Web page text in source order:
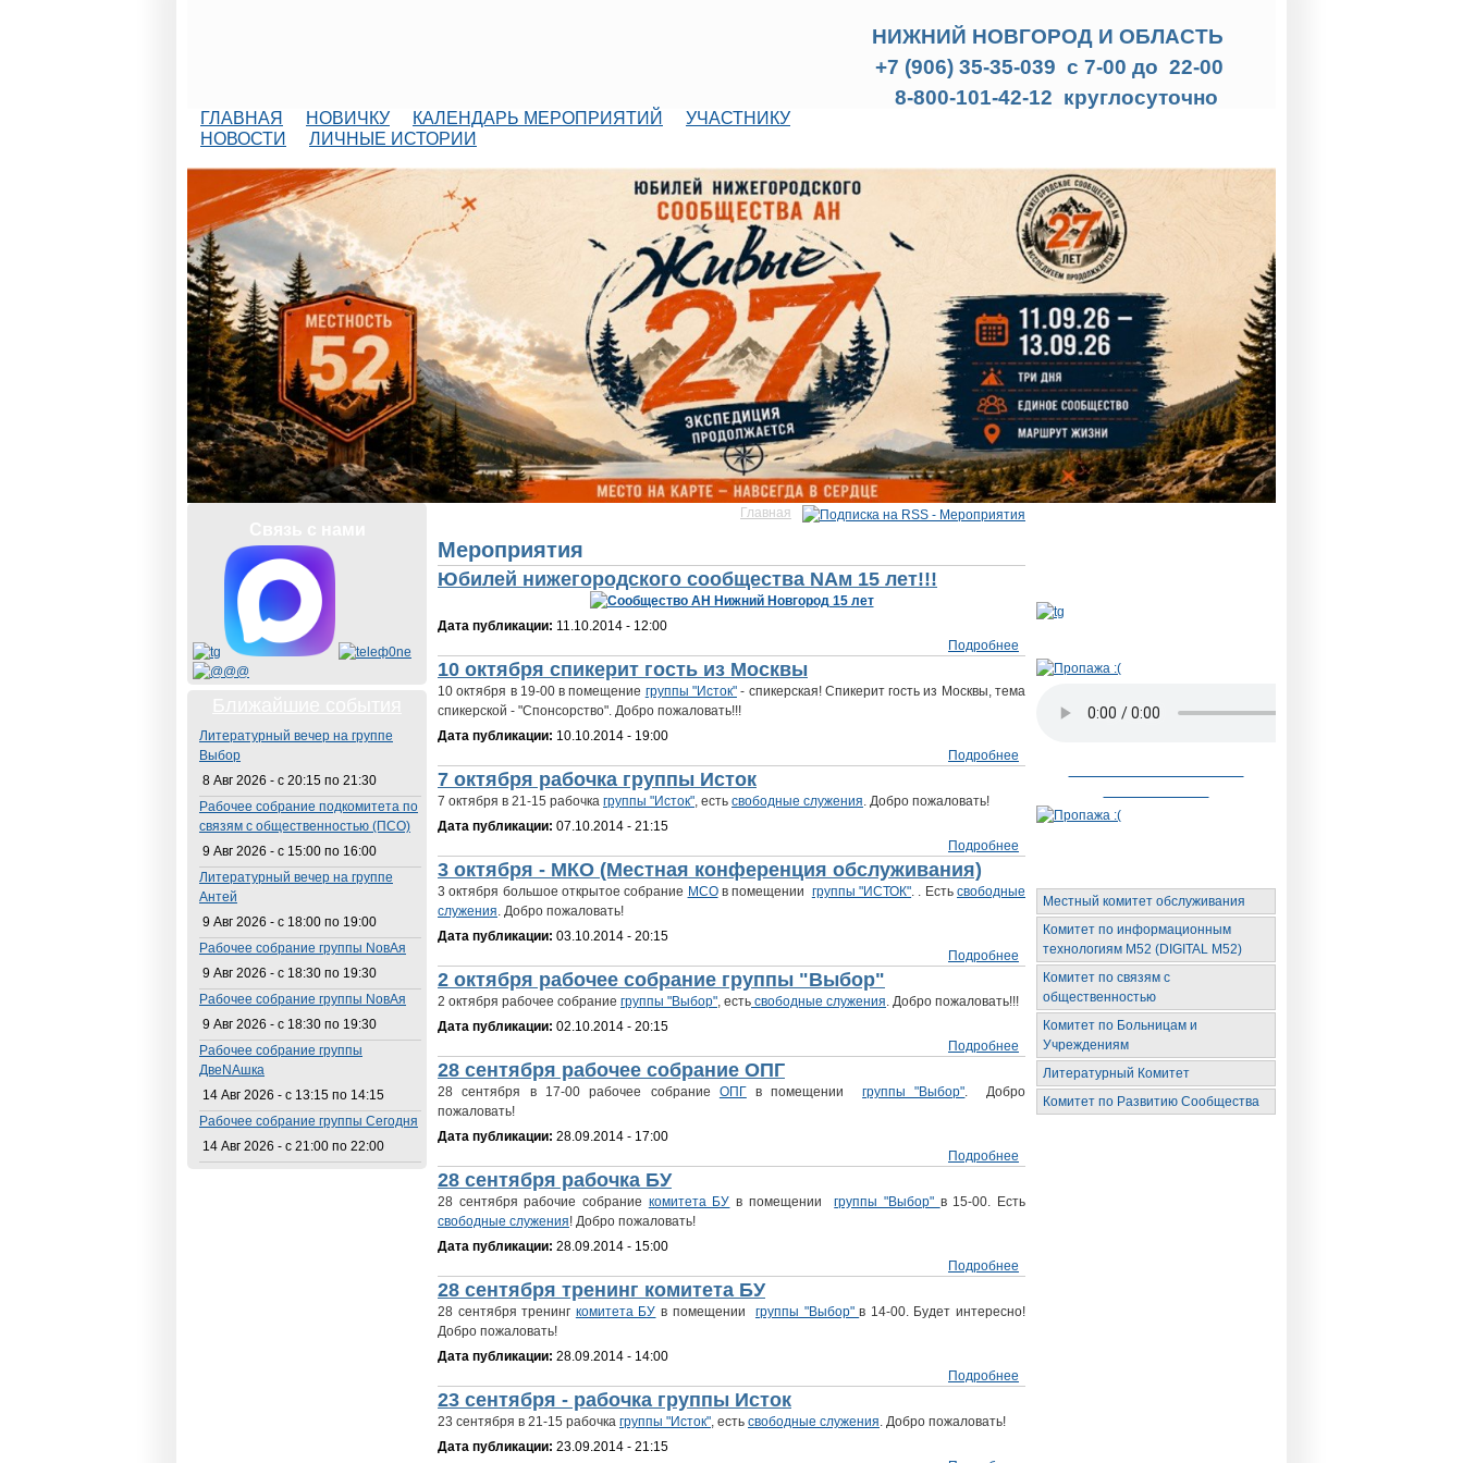
НИЖНИЙ НОВГОРОД И ОБЛАСТЬ
+7 (906) 35-35-039 с 7-00 до 22-00
8-800-101-42-12 круглосуточно
ГЛАВНАЯ НОВИЧКУ КАЛЕНДАРЬ МЕРОПРИЯТИЙ
УЧАСТНИКУ
НОВОСТИ
ЛИЧНЫЕ ИСТОРИИ
Главная
Мероприятия
Юбилей нижегородского сообщества NAм 15 лет!!!
Дата публикации: 11.10.2014 - 12:00
Подробнее
NAм 15 лет!!!
10 октября спикерит гость из Москвы
10 октября в 19-00 в помещение группы "Исток" - спикерская! Спикерит гость из Москвы, тема
спикерской - "Спонсорство". Добро пожаловать!!!
Дата публикации: 10.10.2014 - 19:00
Подробнее
7 октября рабочка группы Исток
7 октября в 21-15 рабочка группы "Исток", есть свободные служения. Добро пожаловать!
Дата публикации: 07.10.2014 - 21:15
Подробнее
3 октября - МКО (Местная конференция обслуживания)
3 октября большое открытое собрание МСОв помещении группы "ИСТОК". . Естьсвободные
служения. Добро пожаловать!
Дата публикации: 03.10.2014 - 20:15
Подробнее о 3 октября - МКО (Местная
конференция обслуживания)
2 октября рабочее собрание группы "Выбор"
2 октября рабочее собрание группы "Выбор", есть свободные служения. Добро пожаловать!!!
Дата публикации: 02.10.2014 - 20:15
Подробнее о 2 октября рабочее собрание группы
"Выбор"
28 сентября рабочее собрание ОПГ
28 сентября в 17-00 рабочее собрание ОПГв помещениигруппы "Выбор". Добро
пожаловать!
Дата публикации: 28.09.2014 - 17:00
Подробнее
28 сентября рабочка БУ
28 сентября рабочие собрание комитета БУ в помещениигруппы "Выбор" в 15-00. Есть
свободные служения! Добро пожаловать!
Дата публикации: 28.09.2014 - 15:00
Подробнее
28 сентября тренинг комитета БУ
28 сентября тренинг комитета БУ в помещении группы "Выбор"в 14-00. Будет интересно!
Добро пожаловать!
Дата публикации: 28.09.2014 - 14:00
Подробнее
23 сентября - рабочка группы Исток
23 сентября в 21-15 рабочка группы "Исток", есть свободные служения. Добро пожаловать!
Дата публикации: 23.09.2014 - 21:15
Литературный вечер на группе
Выбор
8 Авг 2026 - с 20:15 по 21:30
Рабочее собрание подкомитета по
связям с общественностью (ПСО)
9 Авг 2026 - с 15:00 по 16:00
Литературный вечер на группе
Антей
9 Авг 2026 - с 18:00 по 19:00
Рабочее собрание группы NовАя
9 Авг 2026 - с 18:30 по 19:30
Рабочее собрание группы NовАя
9 Авг 2026 - с 18:30 по 19:30
Рабочее собрание группы
ДвеNAшка
14 Авг 2026 - с 13:15 по 14:15
Рабочее собрание группы Сегодня
14 Авг 2026 - с 21:00 по 22:00
Местный комитет обслуживания
Комитет по информационным
технологиям М52 (DIGITAL M52)
Комитет по связям с
общественностью
Комитет по Больницам и
Учреждениям
Литературный Комитет
Комитет по Развитию Сообщества